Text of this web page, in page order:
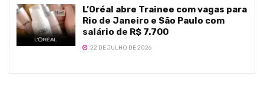
L’Oréal abre Trainee com vagas para
Rio de Janeiro e São Paulo com
salário de R$ 7.700
22 DE JULHO DE 2026